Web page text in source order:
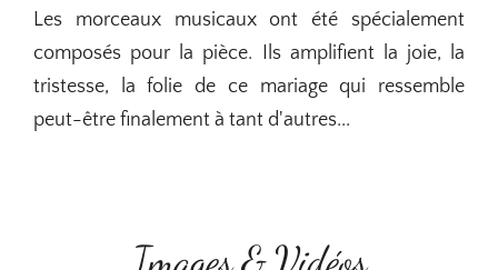
Les morceaux musicaux ont été spécialement
composés pour la pièce. Ils amplifient la joie, la
tristesse, la folie de ce mariage qui ressemble
peut-être finalement à tant d'autres...